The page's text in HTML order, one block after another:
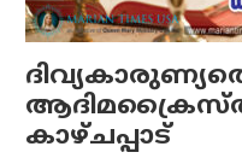
കാഴ്ചപ്പാട്